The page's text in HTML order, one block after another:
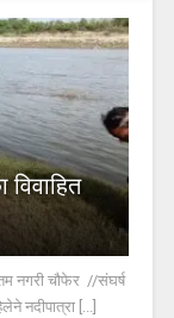
नगरी चौफेर //संघर्ष
नदीपात्रा [...]